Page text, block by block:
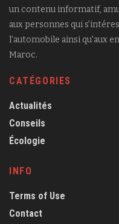
un contenu informatif,
aux personnes qui
l'automobile ainsi qu'aux
Maroc.
CATÉGORIES
Actualités
Conseils
Écologie
INFO
Terms of Use
Contact